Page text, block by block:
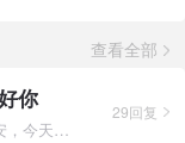
查看全部
你
好久没有跟大家见面，我是你们的好朋友随遇而安，今天围绕国产三
29回复